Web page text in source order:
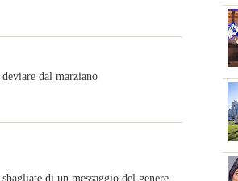
dal marziano
di un messaggio del genere